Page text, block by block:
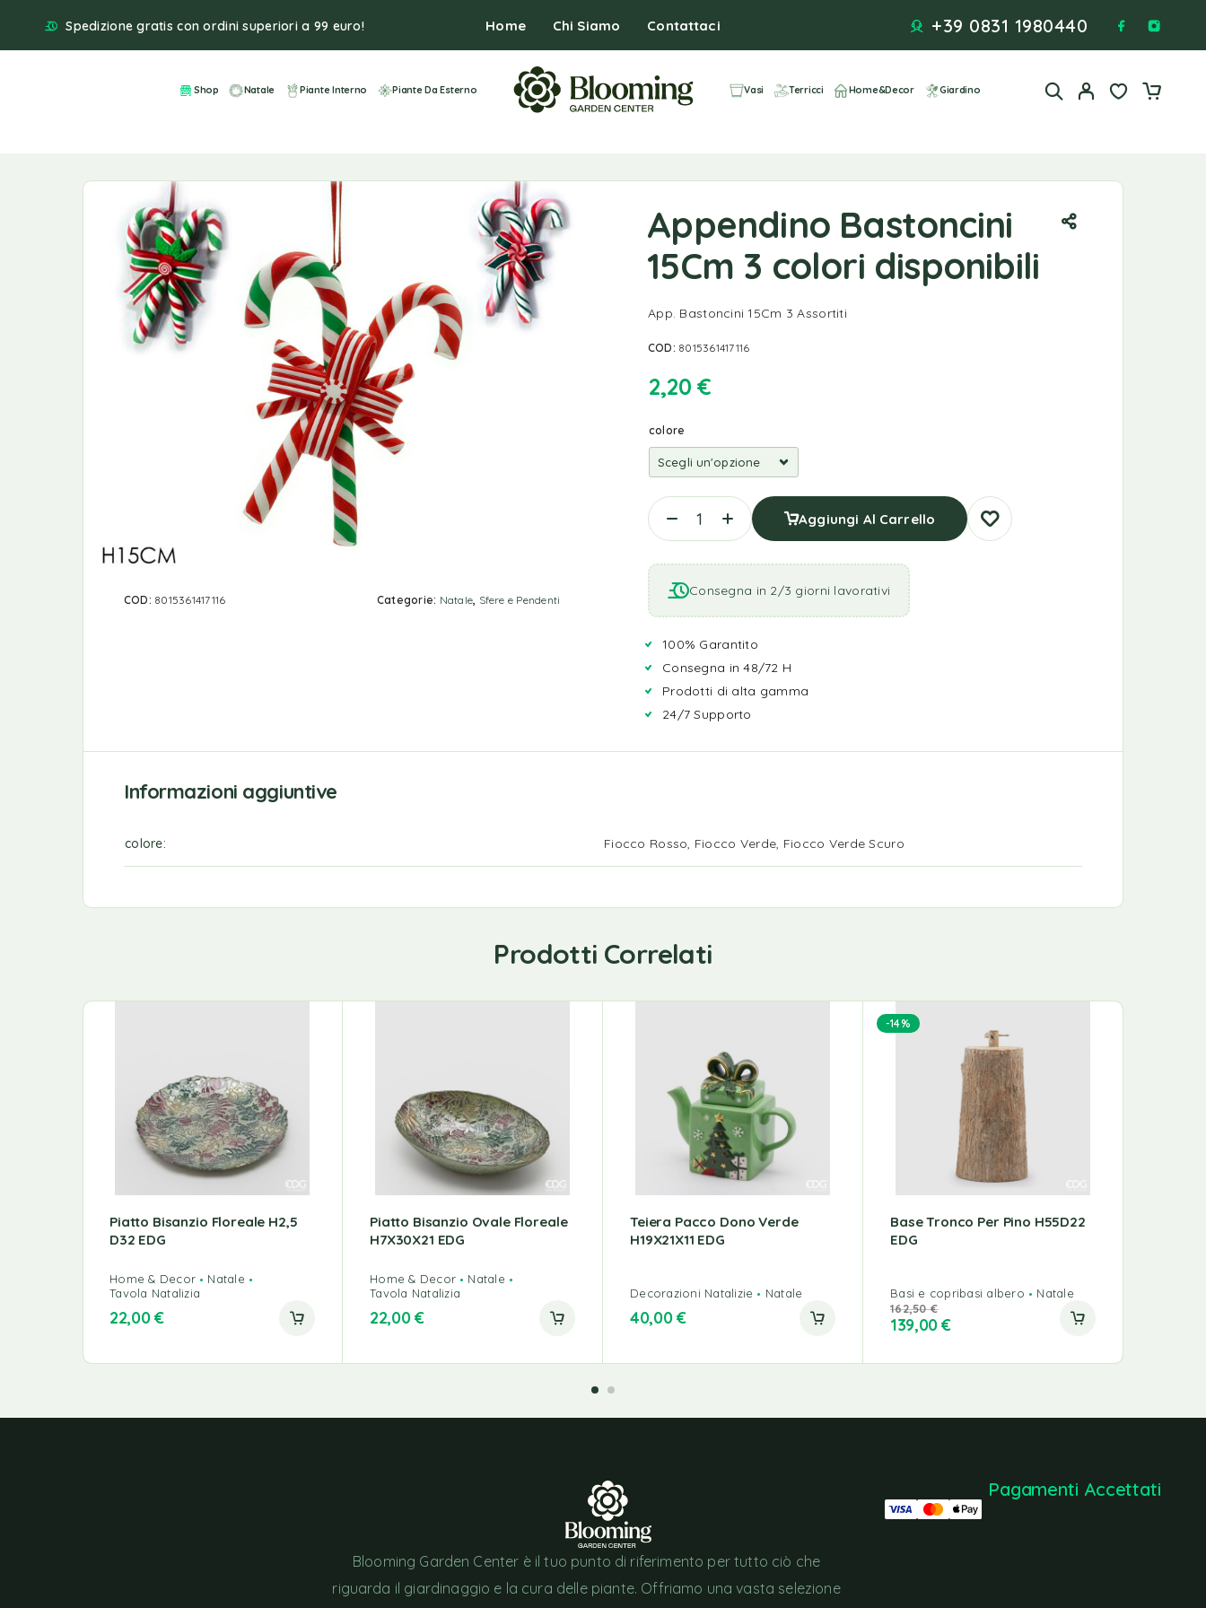
Spedizione gratis con ordini superiori a 99 euro! Home Chi Siamo Contattaci +39 0831 1980440
Shop Natale Piante Interno Piante Da Esterno Vasi Terricci Home&Decor Giardino
COD: 8015361417116 Categorie: Natale, Sfere e Pendenti
Appendino Bastoncini
15Cm 3 colori disponibili
App. Bastoncini 15Cm 3 Assortiti
COD: 8015361417116
2,20 €
colore
Aggiungi Al Carrello
Consegna in 2/3 giorni lavorativi
100% Garantito
Consegna in 48/72 H
Prodotti di alta gamma
24/7 Supporto
Informazioni aggiuntive
colore Fiocco Rosso, Fiocco Verde, Fiocco Verde Scuro
Prodotti Correlati
Piatto Bisanzio Floreale H2,5
D32 EDG
Home & Decor
Natale
Tavola Natalizia
22,00€
Piatto Bisanzio Ovale Floreale
H7X30X21 EDG
Home & Decor
Natale
Tavola Natalizia
22,00€
Teiera Pacco Dono Verde
H19X21X11 EDG
Decorazioni Natalizie Natale
40,00€
-14%
Base Tronco Per Pino H55D22
EDG
Basi e copribasi albero
Natale
162,50€
139,00€
Blooming Garden Center è il tuo punto di riferimento per tutto ciò che
riguarda il giardinaggio e la cura delle piante. Offriamo una vasta selezione
Pagamenti Accettati